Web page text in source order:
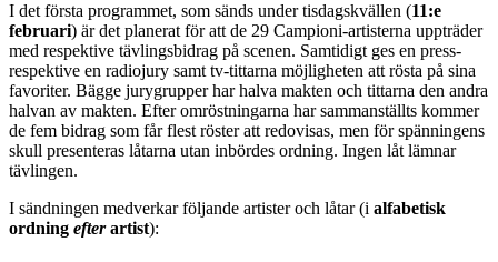
I det första programmet, som sänds under tisdagskvällen (11:e
februari) är det planerat för att de 29 Campioni-artisterna uppträder
med respektive tävlingsbidrag på scenen. Samtidigt ges en press-
respektive en radiojury samt tv-tittarna möjligheten att rösta på sina
favoriter. Bägge jurygrupper har halva makten och tittarna den andra
halvan av makten. Efter omröstningarna har sammanställts kommer
de fem bidrag som får flest röster att redovisas, men för spänningens
skull presenteras låtarna utan inbördes ordning. Ingen låt lämnar
tävlingen.
I sändningen medverkar följande artister och låtar (i alfabetisk
ordning efterartist):